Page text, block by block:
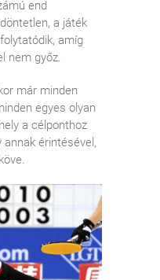
end
a játék
amíg
nem győz.
már minden
egyes olyan
a célponthoz
annak érintésével,